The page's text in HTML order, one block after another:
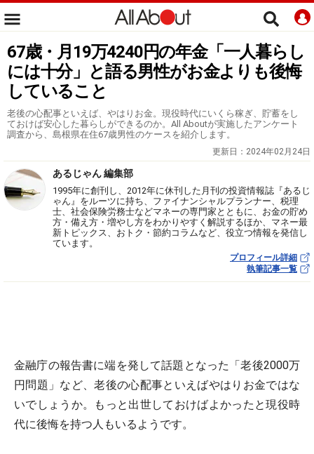
67歳・月19万4240円の年金「一人暮らし
には十分」と語る男性がお金よりも後悔
していること
老後の心配事といえば、やはりお金。現役時代にいくら稼ぎ、貯蓄をし
ておけば安心した暮らしができるのか。All Aboutが実施したアンケート
調査から、島根県在住67歳男性のケースを紹介します。
更新日： 2024年02月24日
あるじゃん 編集部
1995年に創刊し、2012年に休刊した月刊の投資情報誌『あるじ
ゃん』をルーツに持ち、ファイナンシャルプランナー、税理
士、社会保険労務士などマネーの専門家とともに、お金の貯め
方・備え方・増やし方をわかりやすく解説するほか、マネー最
新トピックス、おトク・節約コラムなど、役立つ情報を発信し
ています。
プロフィール詳細
執筆記事一覧
金融庁の報告書に端を発して話題となった「老後2000万
円問題」など、老後の心配事といえばやはりお金ではな
いでしょうか。もっと出世しておけばよかったと現役時
代に後悔を持つ人もいるようです。